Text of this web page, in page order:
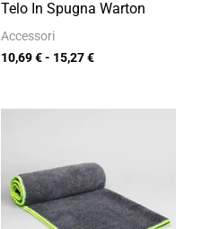
Telo In Spugna Warton
Accessori
10,69€- 15,27€
da
4,35 €
a
6,21 €